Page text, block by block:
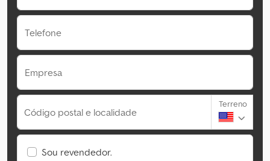
Telefone
Empresa
Código postal e localidade
Terreno
Sou revendedor.